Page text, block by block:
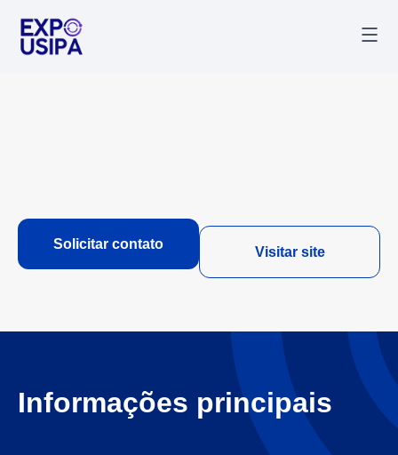
Solicitar contato
Visitar site
Informações principais